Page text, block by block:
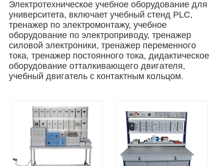
Электротехническое учебное оборудование для
университета, включает учебный стенд PLC,
тренажер по электромонтажу, учебное
оборудование по электроприводу, тренажер
силовой электроники, тренажер переменного
тока, тренажер постоянного тока, дидактическое
оборудование отталкивающего двигателя,
учебный двигатель с контактным кольцом.